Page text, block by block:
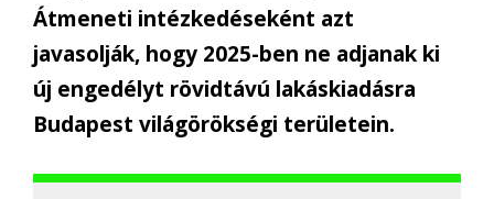
Átmeneti intézkedéseként azt
javasolják, hogy 2025-ben ne adjanak ki
új engedélyt rövidtávú lakáskiadásra
Budapest világörökségi területein.